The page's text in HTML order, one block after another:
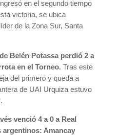
en el segundo tiempo
victoria, se ubica
de la Zona Sur, Santa
Belén Potassa perdió 2 a
en el Torneo. Tras este
del primero y queda a
de UAI Urquiza estuvo
venció 4 a 0 a Real
Amancay